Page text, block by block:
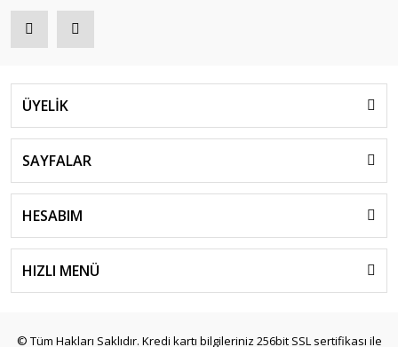
ÜYELİK
SAYFALAR
HESABIM
HIZLI MENÜ
© Tüm Hakları Saklıdır. Kredi kartı bilgileriniz 256bit SSL sertifikası ile